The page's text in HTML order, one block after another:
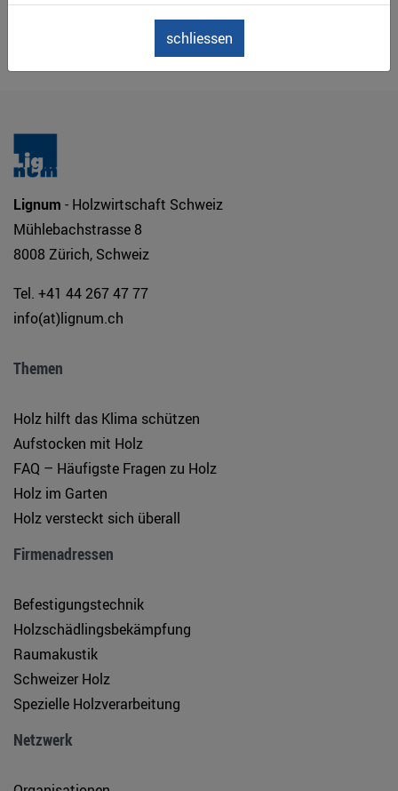
schliessen
Downloads
Keine Downloads gefunden
Lignum - Holzwirtschaft Schweiz
Mühlebachstrasse 8
8008 Zürich, Schweiz
Tel. +41 44 267 47 77
info(at)lignum.ch
Themen
Holz hilft das Klima schützen
Aufstocken mit Holz
FAQ – Häufigste Fragen zu Holz
Holz im Garten
Holz versteckt sich überall
Firmenadressen
Befestigungstechnik
Holzschädlingsbekämpfung
Raumakustik
Schweizer Holz
Spezielle Holzverarbeitung
Netzwerk